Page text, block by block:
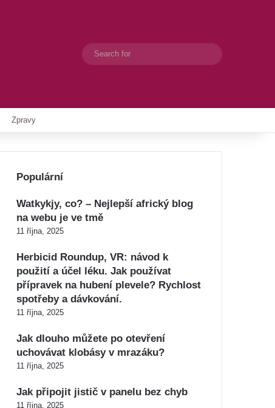
Switch skin
Zpravy
Populární
Watkykjy, co? – Nejlepší africký blog
na webu je ve tmě
11 října, 2025
Herbicid Roundup, VR: návod k
použití a účel léku. Jak používat
přípravek na hubení plevele? Rychlost
spotřeby a dávkování.
11 října, 2025
Jak dlouho můžete po otevření
uchovávat klobásy v mrazáku?
11 října, 2025
Jak připojit jistič v panelu bez chyb
11 října, 2025